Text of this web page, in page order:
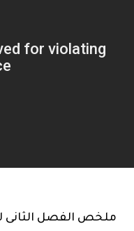
ملخص الفصل الثانى